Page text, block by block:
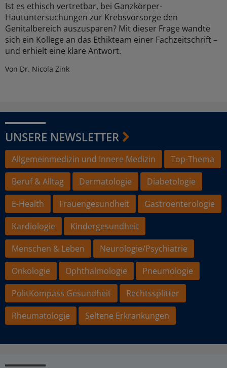
Ist es ethisch vertretbar, bei Ganzkörper-
Hautuntersuchungen zur Krebsvorsorge den
Genitalbereich auszusparen? Mit dieser Frage wandte
sich ein Kollege an das Ethikteam einer Fachzeitschrift –
und erhielt eine klare Antwort.
Von Dr. Nicola Zink
UNSERE NEWSLETTER
Allgemeinmedizin und Innere Medizin
Top-Thema
Beruf & Alltag
Dermatologie
Diabetologie
E-Health
Frauengesundheit
Gastroenterologie
Kardiologie
Kindergesundheit
Menschen & Leben
Neurologie/Psychiatrie
Onkologie
Ophthalmologie
Pneumologie
PolitKompass Gesundheit
Rechtssplitter
Rheumatologie
Seltene Erkrankungen